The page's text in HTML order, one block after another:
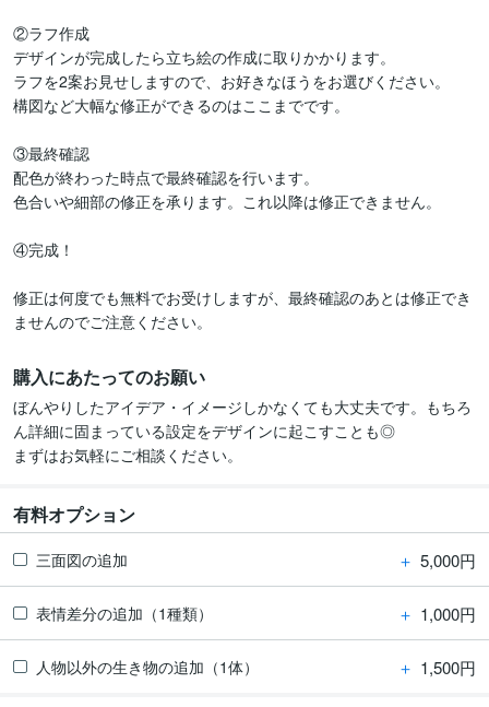
②ラフ作成
デザインが完成したら立ち絵の作成に取りかかります。
ラフを2案お見せしますので、お好きなほうをお選びください。
構図など大幅な修正ができるのはここまでです。
③最終確認
配色が終わった時点で最終確認を行います。
色合いや細部の修正を承ります。これ以降は修正できません。
④完成！
修正は何度でも無料でお受けしますが、最終確認のあとは修正でき
ませんのでご注意ください。
購入にあたってのお願い
ぼんやりしたアイデア・イメージしかなくても大丈夫です。もちろ
ん詳細に固まっている設定をデザインに起こすことも◎
まずはお気軽にご相談ください。
有料オプション
三面図の追加 ＋ 5,000円
表情差分の追加（1種類） ＋ 1,000円
人物以外の生き物の追加（1体） ＋ 1,500円